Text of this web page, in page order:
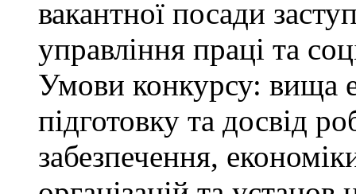
вакантної посади
управління праці та
Умови конкурсу: вища
підготовку та досвід
забезпечення,